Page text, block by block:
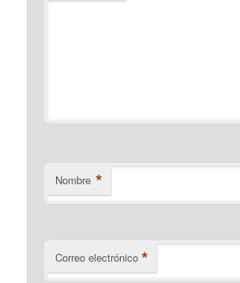
Nombre *
Correo electrónico *